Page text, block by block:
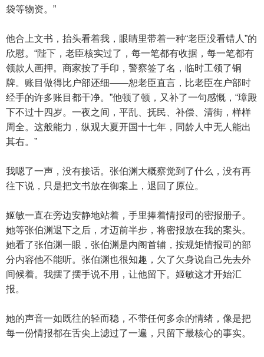
袋等物资。”
他合上文书，抬头看着我，眼睛里带着一种“老臣没看错人”的
欣慰。“陛下，老臣核实过了，每一笔都有收据，每一笔都有
领款人画押。商家按了手印，警察签了名，临时工领了铜
牌。账目做得比户部还细——恕老臣直言，比老臣在户部时
经手的许多账目都干净。”他顿了顿，又补了一句感慨，“璋殿
下不过十四岁。一夜之间，平乱、抚民、补偿、清街，样样
周全。这般能力，纵观大夏开国十七年，同龄人中无人能出
其右。”
我嗯了一声，没有接话。张伯渊大概察觉到了什么，没有再
往下说，只是把文书放在御案上，退回了原位。
姬敏一直在旁边安静地站着，手里捧着情报司的密报册子。
她等张伯渊退下之后，才迈前半步，将密报放在我的案头。
她看了张伯渊一眼，张伯渊是内阁首辅，按规矩情报司的部
分内容他不能听。张伯渊也很知趣，欠了欠身说自己先去外
间候着。我摆了摆手说不用，让他留下。姬敏这才开始汇
报。
她的声音一如既往的轻而稳，不带任何多余的情绪，像是把
每一份情报都在舌尖上滤过了一遍，只留下最核心的事实。